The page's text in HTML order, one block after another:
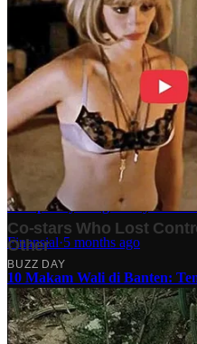
Stok BBM di Indonesia
Dampaknya bagi Masyarakat?
Finansial·5 months ago
10 Makam Wali di Banten:
Spiritualitas dan Sejarah
Tech·2 years ago